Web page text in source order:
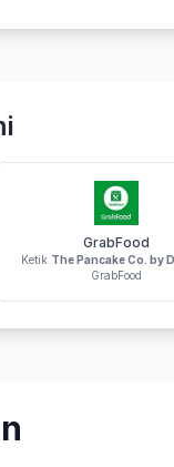
GrabFood
Ketik The Pancake Co. by
GrabFood